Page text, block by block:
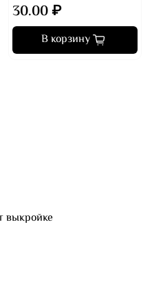
30.00 ₽
В корзину
выкройке